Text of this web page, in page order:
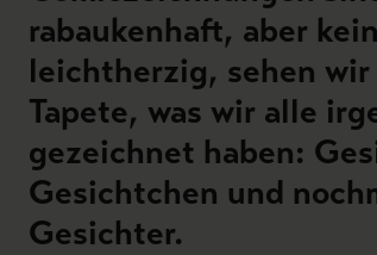
rabaukenhaft, aber
leichtherzig, sehen
Tapete, was wir alle
gezeichnet haben:
Gesichtchen und
Gesichter.